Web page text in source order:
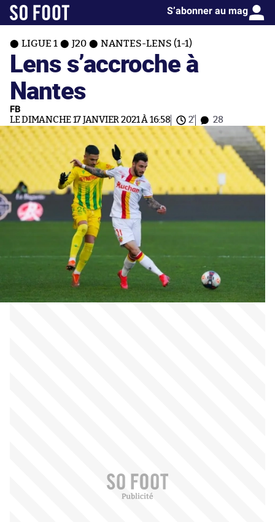
S’abonner au mag
LIGUE 1 J20 NANTES-LENS (1-1)
Lens s’accroche à
Nantes
FB
LE DIMANCHE 17 JANVIER 2021 À 16:58 2' 28